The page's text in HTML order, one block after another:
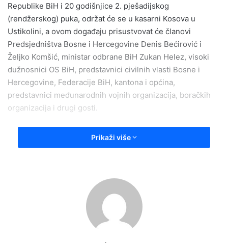
Republike BiH i 20 godišnjice 2. pješadijskog
(rendžerskog) puka, održat će se u kasarni Kosova u
Ustikolini, a ovom događaju prisustvovat će članovi
Predsjedništva Bosne i Hercegovine Denis Bećirović i
Željko Komšić, ministar odbrane BiH Zukan Helez, visoki
dužnosnici OS BiH, predstavnici civilnih vlasti Bosne i
Hercegovine, Federacije BiH, kantona i općina,
predstavnici međunarodnih vojnih organizacija, boračkih
organizacija i drugi gosti.
Povodom obilježavanja tog datuma brojne delegacije odat
će počast i položiti cvijeće na centralno spomen obilježje
Program će biti nastavljen svečanom akademijom Vlade
BPK Goražde u Centru za kulturu Goražde, a istog dana
biće održan i okrugli sto “ Herojstvo bosanske žene” koji
Prikaži više